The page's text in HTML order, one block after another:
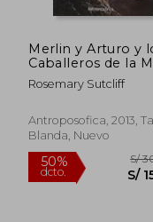
Merlin y Arturo y
Caballeros de la
Redonda
Rosemary Sutcliff
Antroposofica, 2013,
Blanda, Nuevo